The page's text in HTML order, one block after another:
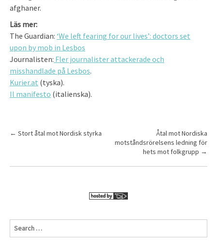
afghaner.
Läs mer:
The Guardian: ‘We left fearing for our lives’: doctors set
upon by mob in Lesbos
Journalisten: Fler journalister attackerade och
misshandlade på Lesbos.
Kurier.at (tyska).
Il manifesto (italienska).
P
s
v
← Stort åtal mot Nordisk styrka
Åtal mot Nordiska
motståndsrörelsens ledning för
hets mot folkgrupp →